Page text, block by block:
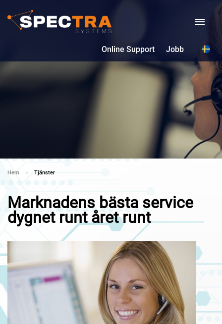
Jobb
Online Support
Hem Current:
Tjänster
Marknadens bästa service
dygnet runt året runt